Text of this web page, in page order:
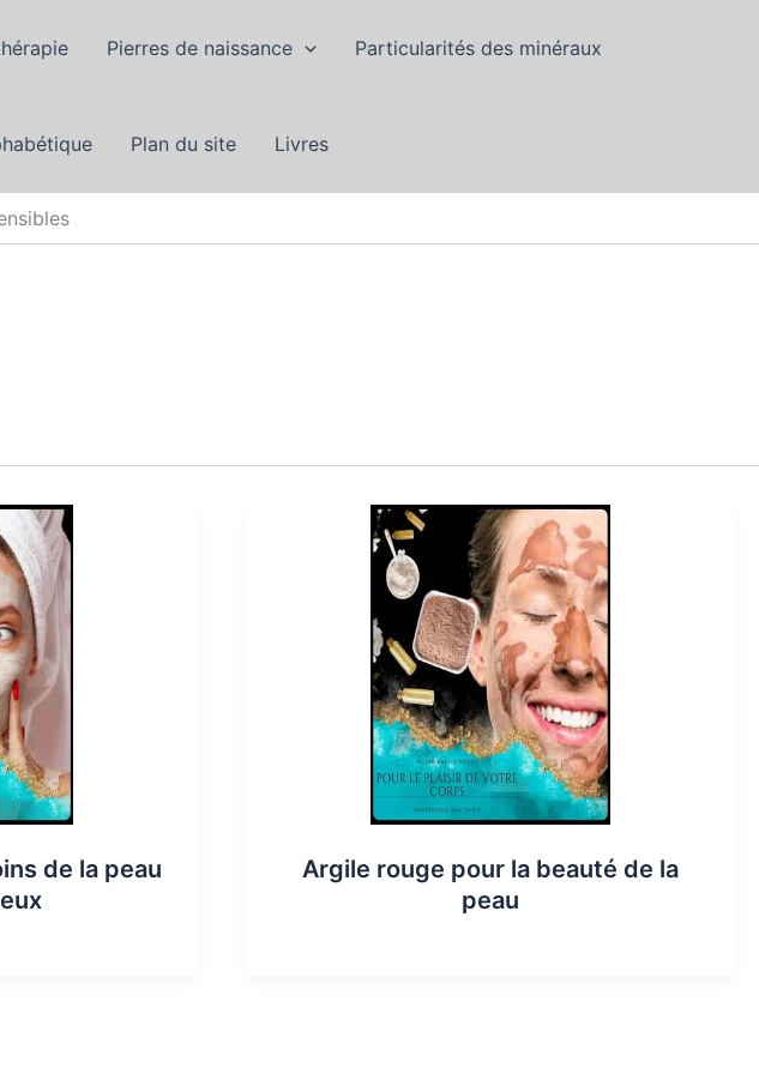
Pierres de naissance Particularités des minéraux
Plan du site Livres
de la peau
Argile rouge pour la beauté de la
peau